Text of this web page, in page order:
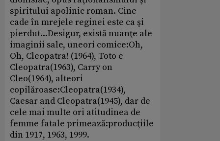
spiritului apolinic roman. Cine
cade în mrejele reginei este ca şi
pierdut...Desigur, există nuanţe ale
imaginii sale, uneori comice:Oh,
Oh, Cleopatra! (1964), Toto e
Cleopatra(1963), Carry on
Cleo(1964), alteori
copilăroase:Cleopatra(1934),
Caesar and Cleopatra(1945), dar de
cele mai multe ori atitudinea de
femme fatale primează:producţiile
din 1917, 1963, 1999.